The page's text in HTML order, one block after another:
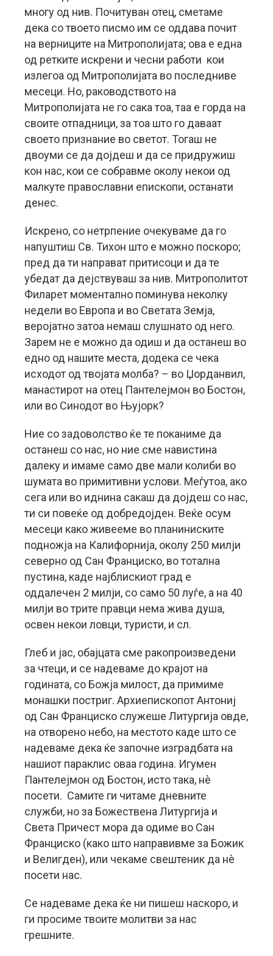
многу од нив. Почитуван отец, сметаме
дека со твоето писмо им се оддава почит
на верниците на Митрополијата; ова е една
од ретките искрени и чесни работи кои
излегоа од Митрополијата во последниве
месеци. Но, раководството на
Митрополијата не го сака тоа, таа е горда на
своите отпадници, за тоа што го даваат
своето признание во светот. Тогаш не
двоуми се да дојдеш и да се придружиш
кон нас, кои се собравме околу некои од
малкуте православни епископи, останати
денес.
Искрено, со нетрпение очекуваме да го
напуштиш Св. Тихон што е можно поскоро;
пред да ти направат притисоци и да те
убедат да дејствуваш за нив. Митрополитот
Филарет моментално поминува неколку
недели во Европа и во Светата Земја,
веројатно затоа немаш слушнато од него.
Зарем не е можно да одиш и да останеш во
едно од нашите места, додека се чека
исходот од твојата молба? – во Џорданвил,
манастирот на отец Пантелејмон во Бостон,
или во Синодот во Њујорк?
Ние со задоволство ќе те поканиме да
останеш со нас, но ние сме навистина
далеку и имаме само две мали колиби во
шумата во примитивни услови. Меѓутоа, ако
сега или во иднина сакаш да дојдеш со нас,
ти си повеќе од добредојден. Веќе осум
месеци како живееме во планиниските
подножја на Калифорнија, околу 250 милји
северно од Сан Франциско, во тотална
пустина, каде најблискиот град е
оддалечен 2 милји, со само 50 луѓе, а на 40
милји во трите правци нема жива душа,
освен некои ловци, туристи, и сл.
Глеб и јас, обајцата сме ракопроизведени
за чтеци, и се надеваме до крајот на
годината, со Божја милост, да примиме
монашки постриг. Архиепископот Антониј
од Сан Франциско служеше Литургија овде,
на отворено небо, на местото каде што се
надеваме дека ќе започне изградбата на
нашиот параклис оваа година. Игумен
Пантелејмон од Бостон, исто така, нè
посети. Самите ги читаме дневните
служби, но за Божествена Литургија и
Света Причест мора да одиме во Сан
Франциско (како што направивме за Божик
и Велигден), или чекаме свештеник да нè
посети нас.
Се надеваме дека ќе ни пишеш наскоро, и
ги просиме твоите молитви за нас
грешните.